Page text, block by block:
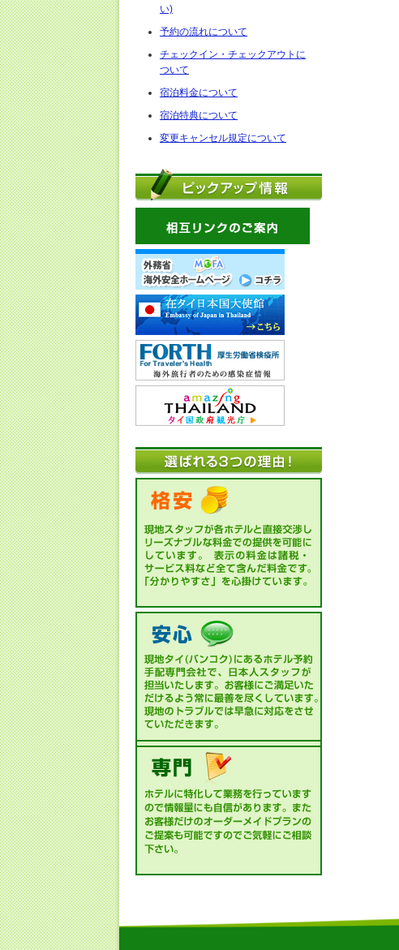
い)
予約の流れについて
チェックイン・チェックアウトに
ついて
宿泊料金について
宿泊特典について
変更キャンセル規定について